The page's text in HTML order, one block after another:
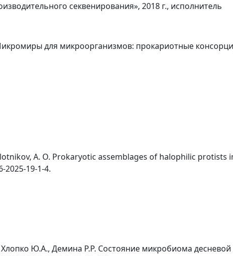
секвенирования», 2018 г., исполнитель
для микроорганизмов: прокариотные
A. O. Prokaryotic assemblages of halophilic
2025-19-1-4.
Ю.А., Демина Р.Р. Состояние микробиома